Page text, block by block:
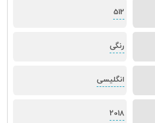
512
رنگی
انگلیسی
2018